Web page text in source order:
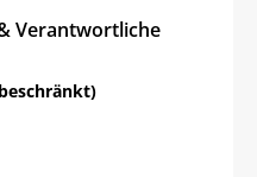
Verantwortliche